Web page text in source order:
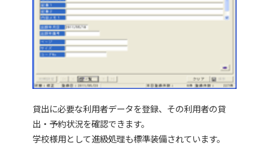
貸出に必要な利用者データを登録、その利用者の貸
出・予約状況を確認できます。
学校様用として進級処理も標準装備されています。